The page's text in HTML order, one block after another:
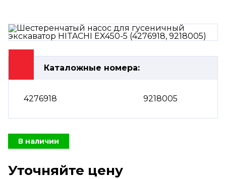
Каталожные номера:
4276918 9218005
В наличии
Уточняйте цену